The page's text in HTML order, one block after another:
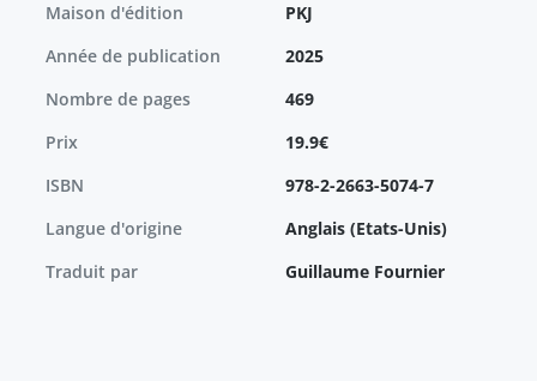
Maison d'édition
PKJ
Année de publication
2025
Nombre de pages
469
Prix
19.9€
ISBN
978-2-2663-5074-7
Langue d'origine
Anglais (Etats-Unis)
Traduit par
Guillaume Fournier